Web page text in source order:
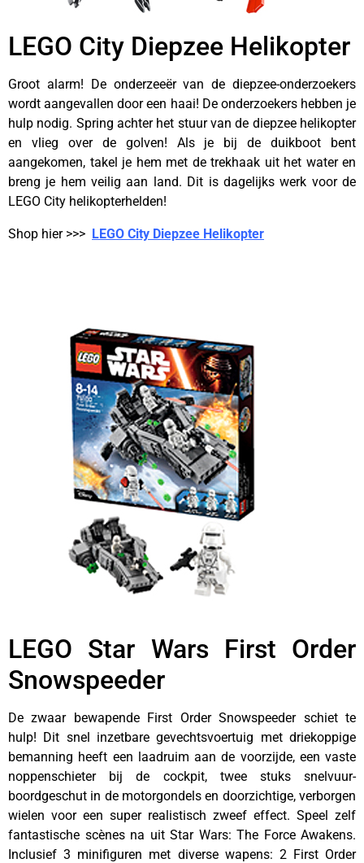
LEGO City Diepzee Helikopter
Groot alarm! De onderzeeër van de diepzee-onderzoekers
wordt aangevallen door een haai! De onderzoekers hebben je
hulp nodig. Spring achter het stuur van de diepzee helikopter
en vlieg over de golven! Als je bij de duikboot bent
aangekomen, takel je hem met de trekhaak uit het water en
breng je hem veilig aan land. Dit is dagelijks werk voor de
LEGO City helikopterhelden!
Shop hier >>> LEGO City Diepzee Helikopter
LEGO Star Wars First Order
Snowspeeder
De zwaar bewapende First Order Snowspeeder schiet te
hulp! Dit snel inzetbare gevechtsvoertuig met driekoppige
bemanning heeft een laadruim aan de voorzijde, een vaste
noppenschieter bij de cockpit, twee stuks snelvuur-
boordgeschut in de motorgondels en doorzichtige, verborgen
wielen voor een super realistisch zweef effect. Speel zelf
fantastische scènes na uit Star Wars: The Force Awakens.
Inclusief 3 minifiguren met diverse wapens: 2 First Order